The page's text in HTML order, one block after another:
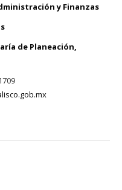
y Finanzas
de Planeación,
URIBE